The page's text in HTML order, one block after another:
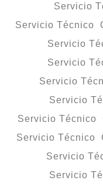
Servicio
Servicio Técnico
Servicio
Servicio
Servicio
Servicio
Servicio Técnico
Servicio Técnico
Servicio
Servicio